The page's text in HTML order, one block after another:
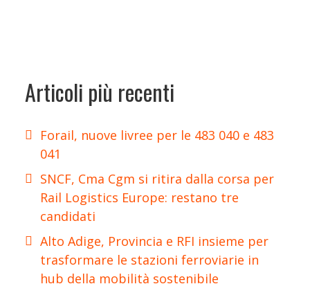
Articoli più recenti
Forail, nuove livree per le 483 040 e 483
041
SNCF, Cma Cgm si ritira dalla corsa per
Rail Logistics Europe: restano tre
candidati
Alto Adige, Provincia e RFI insieme per
trasformare le stazioni ferroviarie in
hub della mobilità sostenibile